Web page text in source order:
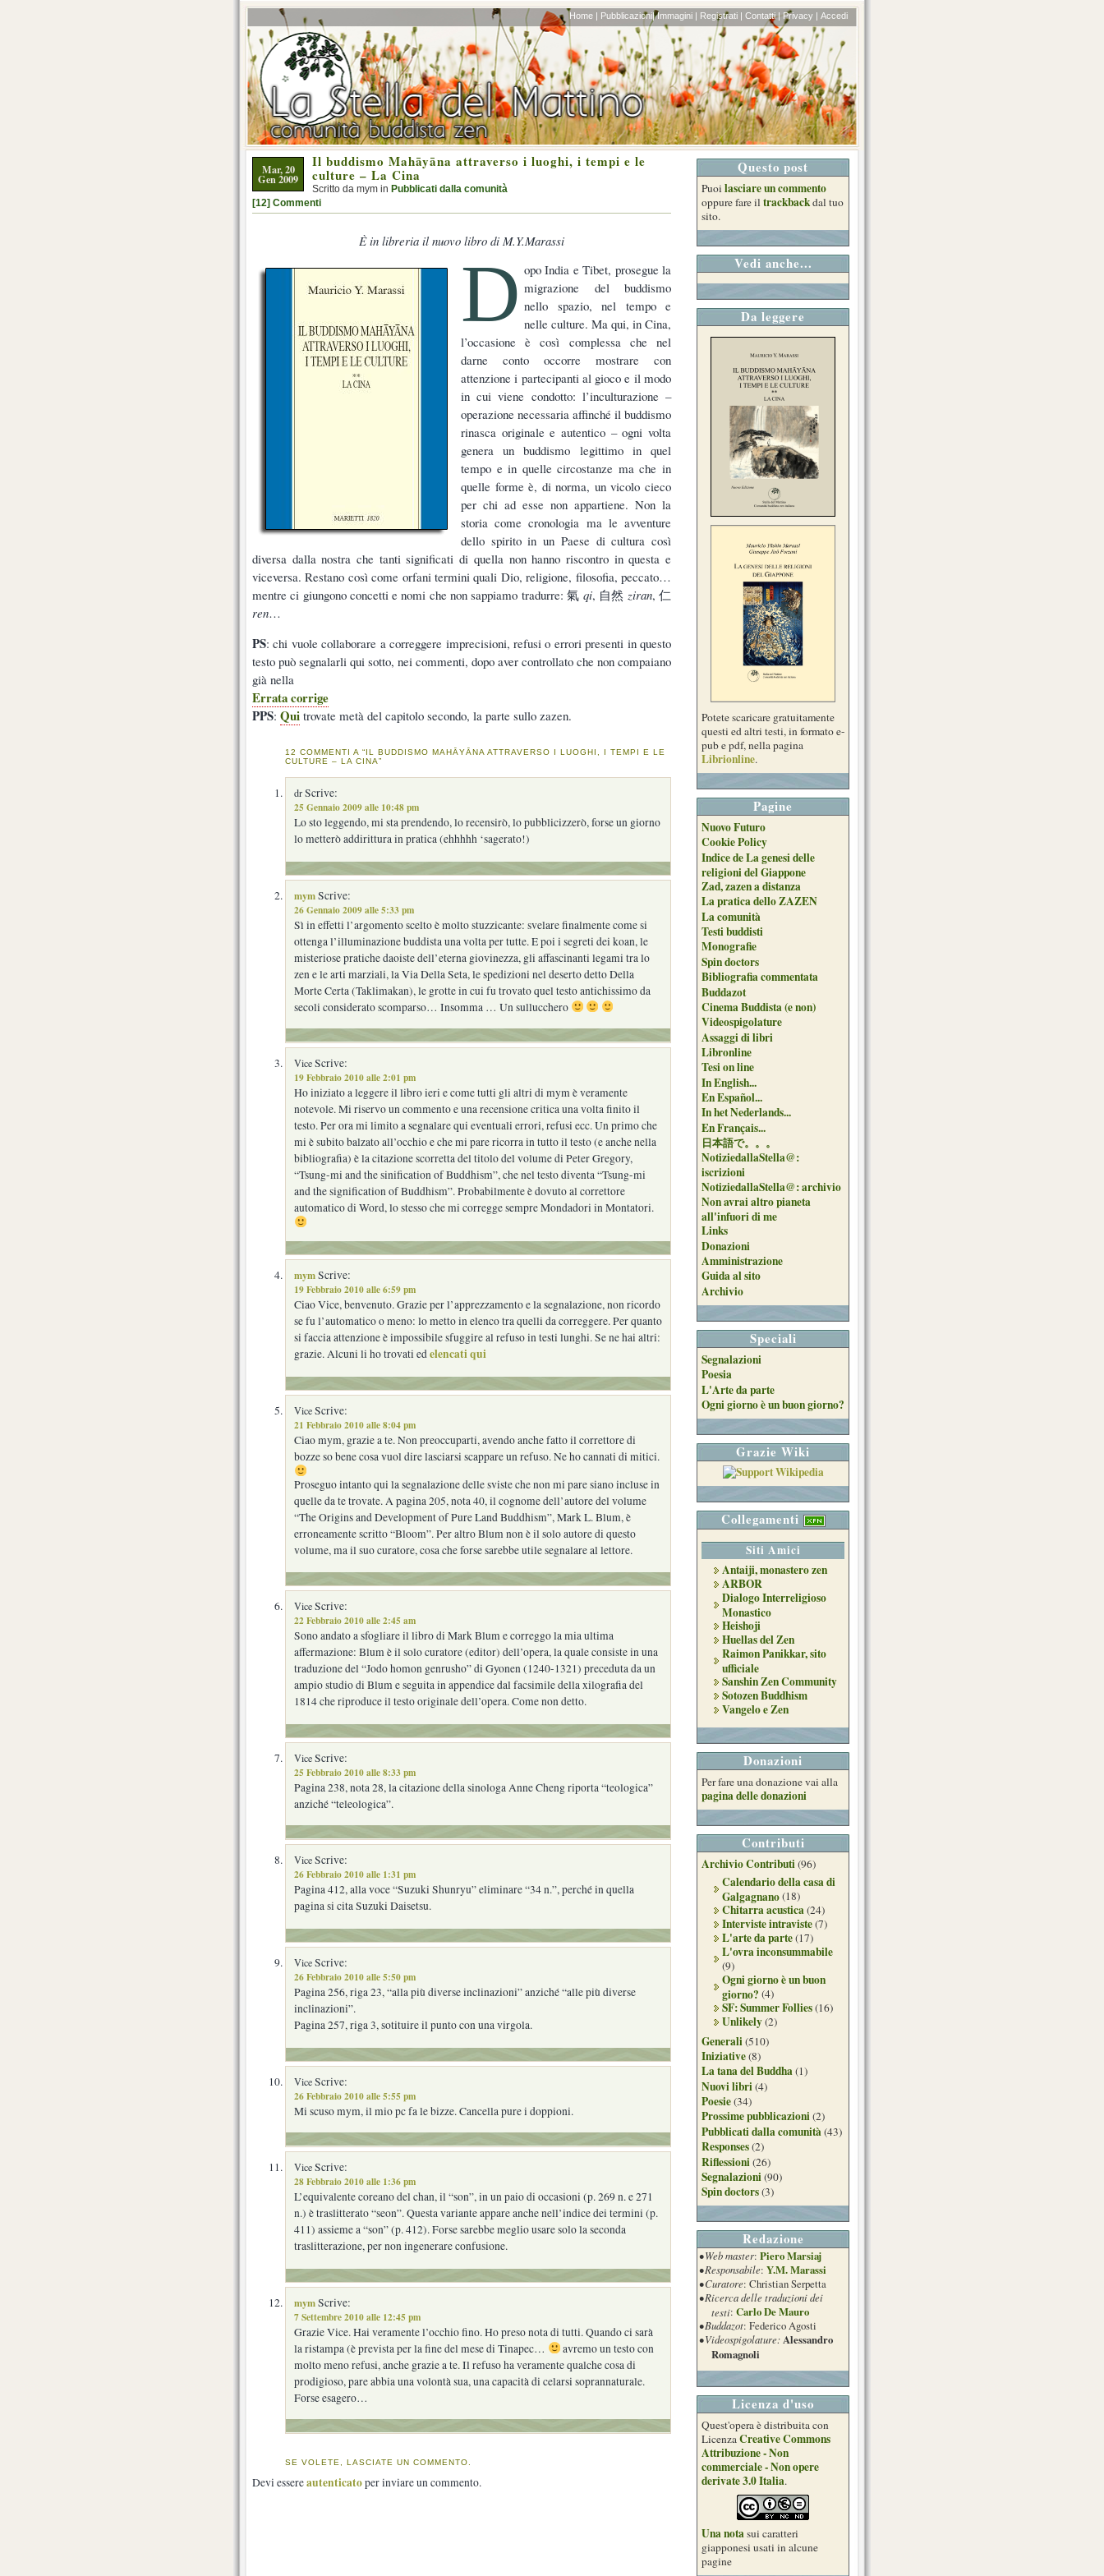
Home | Pubblicazioni| Immagini | Registrati | Contatti | Privacy | Accedi
Mar, 20
Gen 2009
Il buddismo Mahāyāna attraverso i luoghi, i tempi e le
culture – La Cina
Scritto da mym in Pubblicati dalla comunità
[12] Commenti
È in libreria il nuovo libro di M.Y.Marassi
D opo India e Tibet, prosegue la
migrazione del buddismo
nello spazio, nel tempo e
nelle culture. Ma qui, in Cina,
l’occasione è così complessa che nel
darne conto occorre mostrare con
attenzione i partecipanti al gioco e il modo
in cui viene condotto: l’inculturazione –
operazione necessaria affinché il buddismo
rinasca originale e autentico – ogni volta
genera un buddismo legittimo in quel
tempo e in quelle circostanze ma che in
quelle forme è, di norma, un vicolo cieco
per chi ad esse non appartiene. Non la
storia come cronologia ma le avventure
dello spirito in un Paese di cultura così
diversa dalla nostra che tanti significati di quella non hanno riscontro in questa e
viceversa. Restano così come orfani termini quali Dio, religione, filosofia, peccato…
mentre ci giungono concetti e nomi che non sappiamo tradurre: 氣 qi, 自然 ziran, 仁
ren…
PS: chi vuole collaborare a correggere imprecisioni, refusi o errori presenti in questo
testo può segnalarli qui sotto, nei commenti, dopo aver controllato che non compaiano
già nella
Errata corrige
PPS: Qui trovate metà del capitolo secondo, la parte sullo zazen.
12 COMMENTI A “IL BUDDISMO MAHĀYĀNA ATTRAVERSO I LUOGHI, I TEMPI E LE
CULTURE – LA CINA”
drScrive:
25 Gennaio 2009 alle 10:48 pm
Lo sto leggendo, mi sta prendendo, lo recensirò, lo pubblicizzerò, forse un giorno
lo metterò addirittura in pratica (ehhhhh ‘sagerato!)
mymScrive:
26 Gennaio 2009 alle 5:33 pm
Sì in effetti l’argomento scelto è molto stuzzicante: svelare finalmente come si
ottenga l’illuminazione buddista una volta per tutte. E poi i segreti dei koan, le
misteriose pratiche daoiste dell’eterna giovinezza, gli affascinanti legami tra lo
zen e le arti marziali, la Via Della Seta, le spedizioni nel deserto detto Della
Morte Certa (Taklimakan), le grotte in cui fu trovato quel testo antichissimo da
secoli considerato scomparso… Insomma … Un sullucchero
ViceScrive:
19 Febbraio 2010 alle 2:01 pm
Ho iniziato a leggere il libro ieri e come tutti gli altri di mym è veramente
notevole. Mi riservo un commento e una recensione critica una volta finito il
testo. Per ora mi limito a segnalare qui eventuali errori, refusi ecc. Un primo che
mi è subito balzato all’occhio e che mi pare ricorra in tutto il testo (e anche nella
bibliografia) è la citazione scorretta del titolo del volume di Peter Gregory,
“Tsung-mi and the sinification of Buddhism”, che nel testo diventa “Tsung-mi
and the signification of Buddhism”. Probabilmente è dovuto al correttore
automatico di Word, lo stesso che mi corregge sempre Mondadori in Montatori.
mymScrive:
19 Febbraio 2010 alle 6:59 pm
Ciao Vice, benvenuto. Grazie per l’apprezzamento e la segnalazione, non ricordo
se fu l’automatico o meno: lo metto in elenco tra quelli da correggere. Per quanto
si faccia attenzione è impossibile sfuggire al refuso in testi lunghi. Se ne hai altri:
grazie. Alcuni li ho trovati edelencati qui
ViceScrive:
21 Febbraio 2010 alle 8:04 pm
Ciao mym, grazie a te. Non preoccuparti, avendo anche fatto il correttore di
bozze so bene cosa vuol dire lasciarsi scappare un refuso. Ne ho cannati di mitici.
Proseguo intanto qui la segnalazione delle sviste che non mi pare siano incluse in
quelle da te trovate. A pagina 205, nota 40, il cognome dell’autore del volume
“The Origins and Development of Pure Land Buddhism”, Mark L. Blum, è
erroneamente scritto “Bloom”. Per altro Blum non è il solo autore di questo
volume, ma il suo curatore, cosa che forse sarebbe utile segnalare al lettore.
ViceScrive:
22 Febbraio 2010 alle 2:45 am
Sono andato a sfogliare il libro di Mark Blum e correggo la mia ultima
affermazione: Blum è il solo curatore (editor) dell’opera, la quale consiste in una
traduzione del “Jodo homon genrusho” di Gyonen (1240-1321) preceduta da un
ampio studio di Blum e seguita in appendice dal facsimile della xilografia del
1814 che riproduce il testo originale dell’opera. Come non detto.
ViceScrive:
25 Febbraio 2010 alle 8:33 pm
Pagina 238, nota 28, la citazione della sinologa Anne Cheng riporta “teologica”
anziché “teleologica”.
ViceScrive:
26 Febbraio 2010 alle 1:31 pm
Pagina 412, alla voce “Suzuki Shunryu” eliminare “34 n.”, perché in quella
pagina si cita Suzuki Daisetsu.
ViceScrive:
26 Febbraio 2010 alle 5:50 pm
Pagina 256, riga 23, “alla più diverse inclinazioni” anziché “alle più diverse
inclinazioni”.
Pagina 257, riga 3, sotituire il punto con una virgola.
ViceScrive:
26 Febbraio 2010 alle 5:55 pm
Mi scuso mym, il mio pc fa le bizze. Cancella pure i doppioni.
ViceScrive:
28 Febbraio 2010 alle 1:36 pm
L’equivalente coreano del chan, il “son”, in un paio di occasioni (p. 269 n. e 271
n.) è traslitterato “seon”. Questa variante appare anche nell’indice dei termini (p.
411) assieme a “son” (p. 412). Forse sarebbe meglio usare solo la seconda
traslitterazione, per non ingenerare confusione.
mymScrive:
7 Settembre 2010 alle 12:45 pm
Grazie Vice. Hai veramente l’occhio fino. Ho preso nota di tutti. Quando ci sarà
la ristampa (è prevista per la fine del mese di Tinapec…
avremo un testo con
molto meno refusi, anche grazie a te. Il refuso ha veramente qualche cosa di
prodigioso, pare abbia una volontà sua, una capacità di celarsi soprannaturale.
Forse esagero…
SE VOLETE, LASCIATE UN COMMENTO.
Devi essereautenticatoper inviare un commento.
Questo post
Puoi lasciare un commento
oppure fare il trackbackdal tuo
sito.
Vedi anche...
Da leggere
Potete scaricare gratuitamente
questi ed altri testi, in formato e-
pub e pdf, nella pagina
Librionline.
Pagine
Nuovo Futuro
Cookie Policy
Indice de La genesi delle
religioni del Giappone
Zad, zazen a distanza
La pratica dello ZAZEN
La comunità
Testi buddisti
Monografie
Spin doctors
Bibliografia commentata
Buddazot
Cinema Buddista (e non)
Videospigolature
Assaggi di libri
Libronline
Tesi on line
In English...
En Español...
In het Nederlands...
En Français...
日本語で。。。
NotiziedallaStella@:
iscrizioni
NotiziedallaStella@: archivio
Non avrai altro pianeta
all'infuori di me
Links
Donazioni
Amministrazione
Guida al sito
Archivio
Speciali
Segnalazioni
Poesia
L'Arte da parte
Ogni giorno è un buon giorno?
Grazie Wiki
Collegamenti
Siti Amici
Antaiji, monastero zen
ARBOR
Dialogo Interreligioso
Monastico
Heishoji
Huellas del Zen
Raimon Panikkar, sito
ufficiale
Sanshin Zen Community
Sotozen Buddhism
Vangelo e Zen
Donazioni
Per fare una donazione vai alla
pagina delle donazioni
Contributi
Archivio Contributi(96)
Calendario della casa di
Galgagnano(18)
Chitarra acustica(24)
Interviste intraviste(7)
L'arte da parte(17)
L'ovra inconsummabile
(9)
Ogni giorno è un buon
giorno? (4)
SF: Summer Follies(16)
Unlikely(2)
Generali(510)
Iniziative(8)
La tana del Buddha(1)
Nuovi libri(4)
Poesie(34)
Prossime pubblicazioni(2)
Pubblicati dalla comunità(43)
Responses(2)
Riflessioni(26)
Segnalazioni(90)
Spin doctors(3)
Redazione
• Web master: Piero Marsiaj
• Responsabile: Y.M. Marassi
• Curatore: Christian Serpetta
• Ricerca delle traduzioni dei
testi: Carlo De Mauro
• Buddazot: Federico Agosti
• Videospigolature:Alessandro
Romagnoli
Licenza d'uso
Quest'opera è distribuita con
LicenzaCreative Commons
Attribuzione - Non
commerciale - Non opere
derivate 3.0 Italia.
Una notasui caratteri
giapponesi usati in alcune
pagine